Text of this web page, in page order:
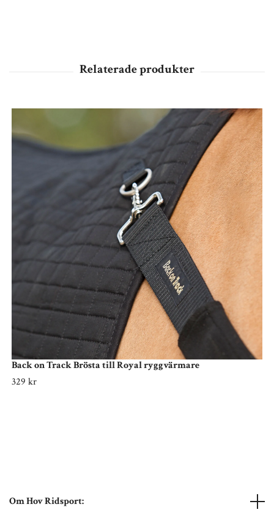
Back on Track Brösta till Royal ryggvärmare
329 kr
Om Hov Ridsport: